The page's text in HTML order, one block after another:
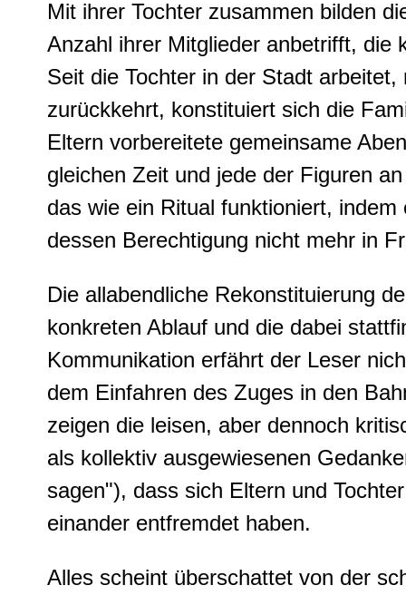
Mit ihrer Tochter zusammen bilden
Anzahl ihrer Mitglieder anbetrifft, die
Seit die Tochter in der Stadt
zurückkehrt, konstituiert sich die
Eltern vorbereitete gemeinsame
gleichen Zeit und jede der Figuren
das wie ein Ritual funktioniert,
dessen Berechtigung nicht mehr in
Die allabendliche Rekonstituierung
konkreten Ablauf und die dabei
Kommunikation erfährt der Leser
dem Einfahren des Zuges in den
zeigen die leisen, aber dennoch
als kollektiv ausgewiesenen
sagen"), dass sich Eltern und
einander entfremdet haben.
Alles scheint überschattet von der